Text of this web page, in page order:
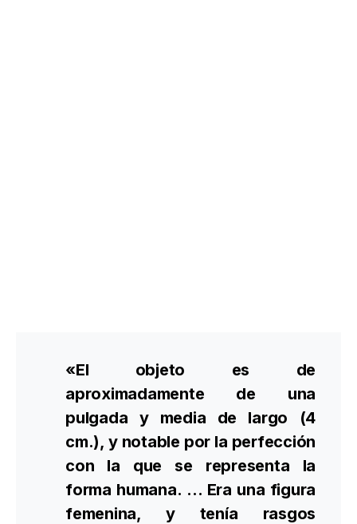
«El objeto es de
aproximadamente de una
pulgada y media de largo (4
cm.), y notable por la perfección
con la que se representa la
forma humana. … Era una figura
femenina, y tenía rasgos